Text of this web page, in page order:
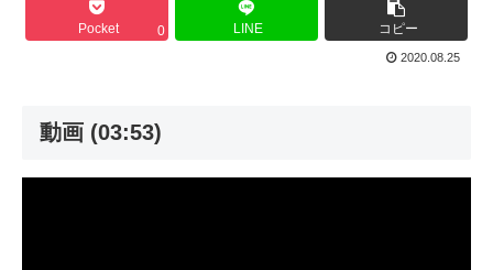
Pocket 0 LINE コピー
2020.08.25
動画 (03:53)